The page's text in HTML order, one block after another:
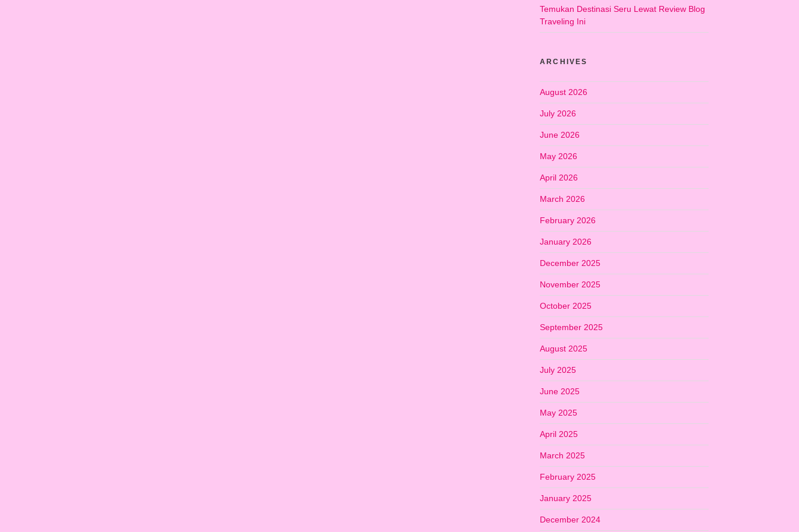
Temukan Destinasi Seru Lewat Review Blog
Traveling Ini
ARCHIVES
August 2026
July 2026
June 2026
May 2026
April 2026
March 2026
February 2026
January 2026
December 2025
November 2025
October 2025
September 2025
August 2025
July 2025
June 2025
May 2025
April 2025
March 2025
February 2025
January 2025
December 2024